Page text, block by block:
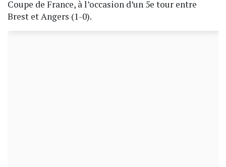
Coupe de France, à l’occasion d’un 5e tour entre
Brest et Angers (1-0).